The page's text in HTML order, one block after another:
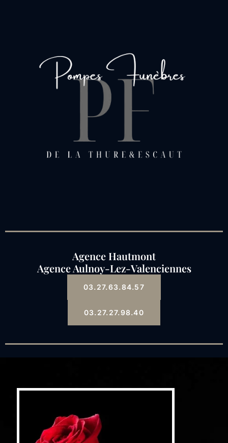
Agence Hautmont
Agence Aulnoy-Lez-Valenciennes
03.27.63.84.57
03.27.27.98.40